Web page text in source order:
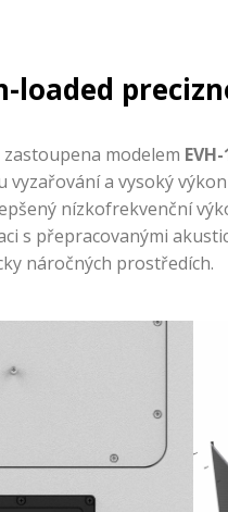
loaded
zastoupena modelem
a vysoký
nízkofrekvenční
s přepracovanými
náročných prostředích.